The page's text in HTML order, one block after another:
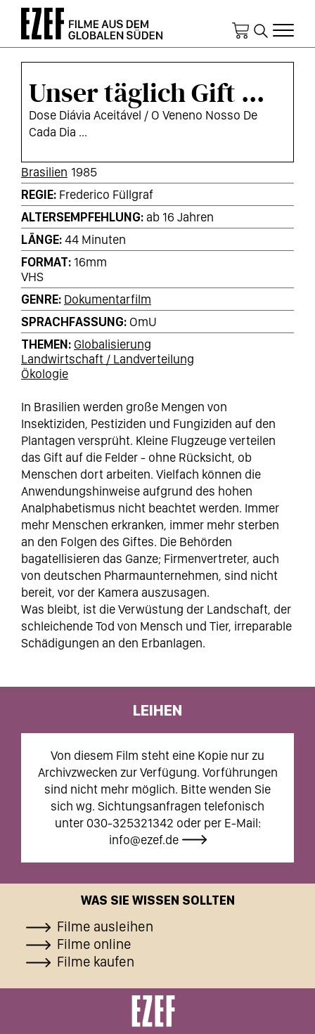
Direkt
Inhalt
Unser täglich Gift ...
Dose Diávia Aceitável / O Veneno Nosso De
Cada Dia ...
In Brasilien werden große Mengen von
Insektiziden, Pestiziden und Fungiziden auf den
Plantagen versprüht. Kleine Flugzeuge verteilen
das Gift auf die Felder - ohne Rücksicht, ob
Menschen dort arbeiten. Vielfach können die
Anwendungshinweise aufgrund des hohen
Analphabetismus nicht beachtet werden. Immer
mehr Menschen erkranken, immer mehr sterben
an den Folgen des Giftes. Die Behörden
bagatellisieren das Ganze; Firmenvertreter, auch
von deutschen Pharmaunternehmen, sind nicht
bereit, vor der Kamera auszusagen.
Was bleibt, ist die Verwüstung der Landschaft, der
schleichende Tod von Mensch und Tier, irreparable
Schädigungen an den Erbanlagen.
Brasilien 1985
REGIE Frederico Füllgraf
ALTERSEMPFEHLUNG ab 16 Jahren
LÄNGE 44 Minuten
FORMAT 16mm
VHS
GENRE Dokumentarfilm
SPRACHFASSUNG OmU
THEMEN Globalisierung
Landwirtschaft / Landverteilung
Ökologie
LEIHEN
Von diesem Film steht eine Kopie nur zu
Archivzwecken zur Verfügung. Vorführungen
sind nicht mehr möglich. Bitte wenden Sie
sich wg. Sichtungsanfragen telefonisch
unter 030-325321342 oder per E-Mail:
info@ezef.de
WAS SIE WISSEN SOLLTEN
Filme ausleihen
Filme online
Filme kaufen